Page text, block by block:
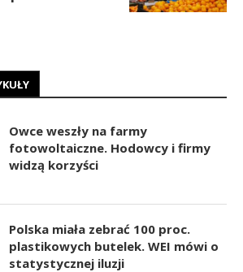
Owce weszły na farmy
fotowoltaiczne. Hodowcy i firmy
widzą korzyści
Polska miała zebrać 100 proc.
plastikowych butelek. WEI mówi o
statystycznej iluzji